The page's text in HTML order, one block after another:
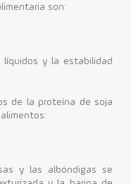
son:
y la estabilidad
de la proteína de soja
y las albóndigas se